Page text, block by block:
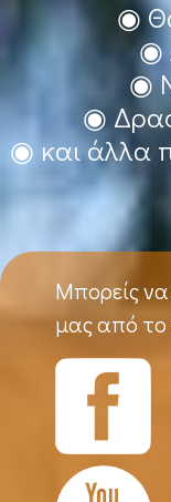
◉
◉
◉
◉
◉ και άλλα
Μπορείς να
μας από το